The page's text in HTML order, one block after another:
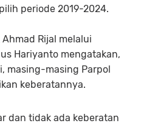
periode 2019-2024.
Rijal melalui
Hariyanto mengatakan,
masing-masing Parpol
keberatannya.
dan tidak ada keberatan